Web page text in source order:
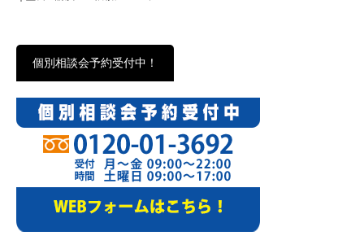
個別相談会予約受付中！